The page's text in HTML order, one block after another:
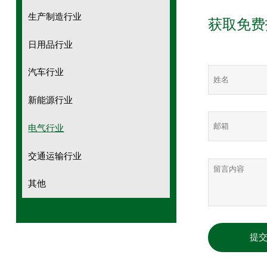
生产制造行业
日用品行业
汽车行业
新能源行业
电气行业
交通运输行业
其他
获取免
提交